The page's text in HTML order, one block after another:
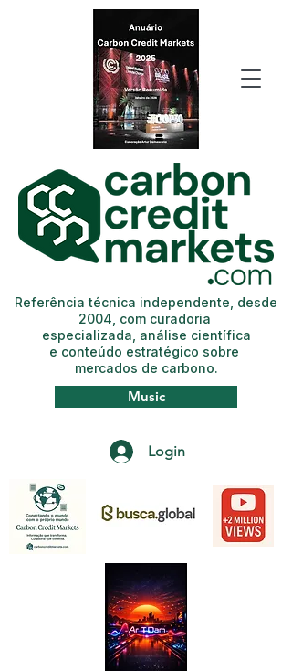
Login
Music
Referência técnica independente, desde
2004, com curadoria
especializada, análise científica
e conteúdo estratégico sobre
mercados de carbono.